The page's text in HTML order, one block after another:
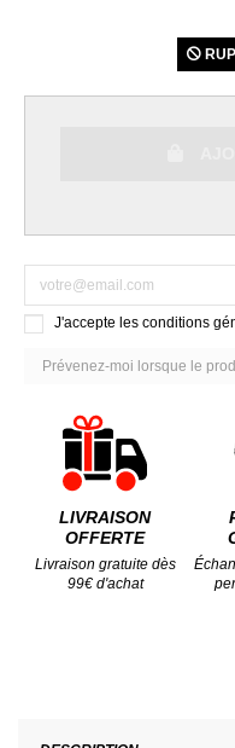
J'accepte les conditions
LIVRAISON
OFFERTE
Livraison gratuite dès
99€ d'achat